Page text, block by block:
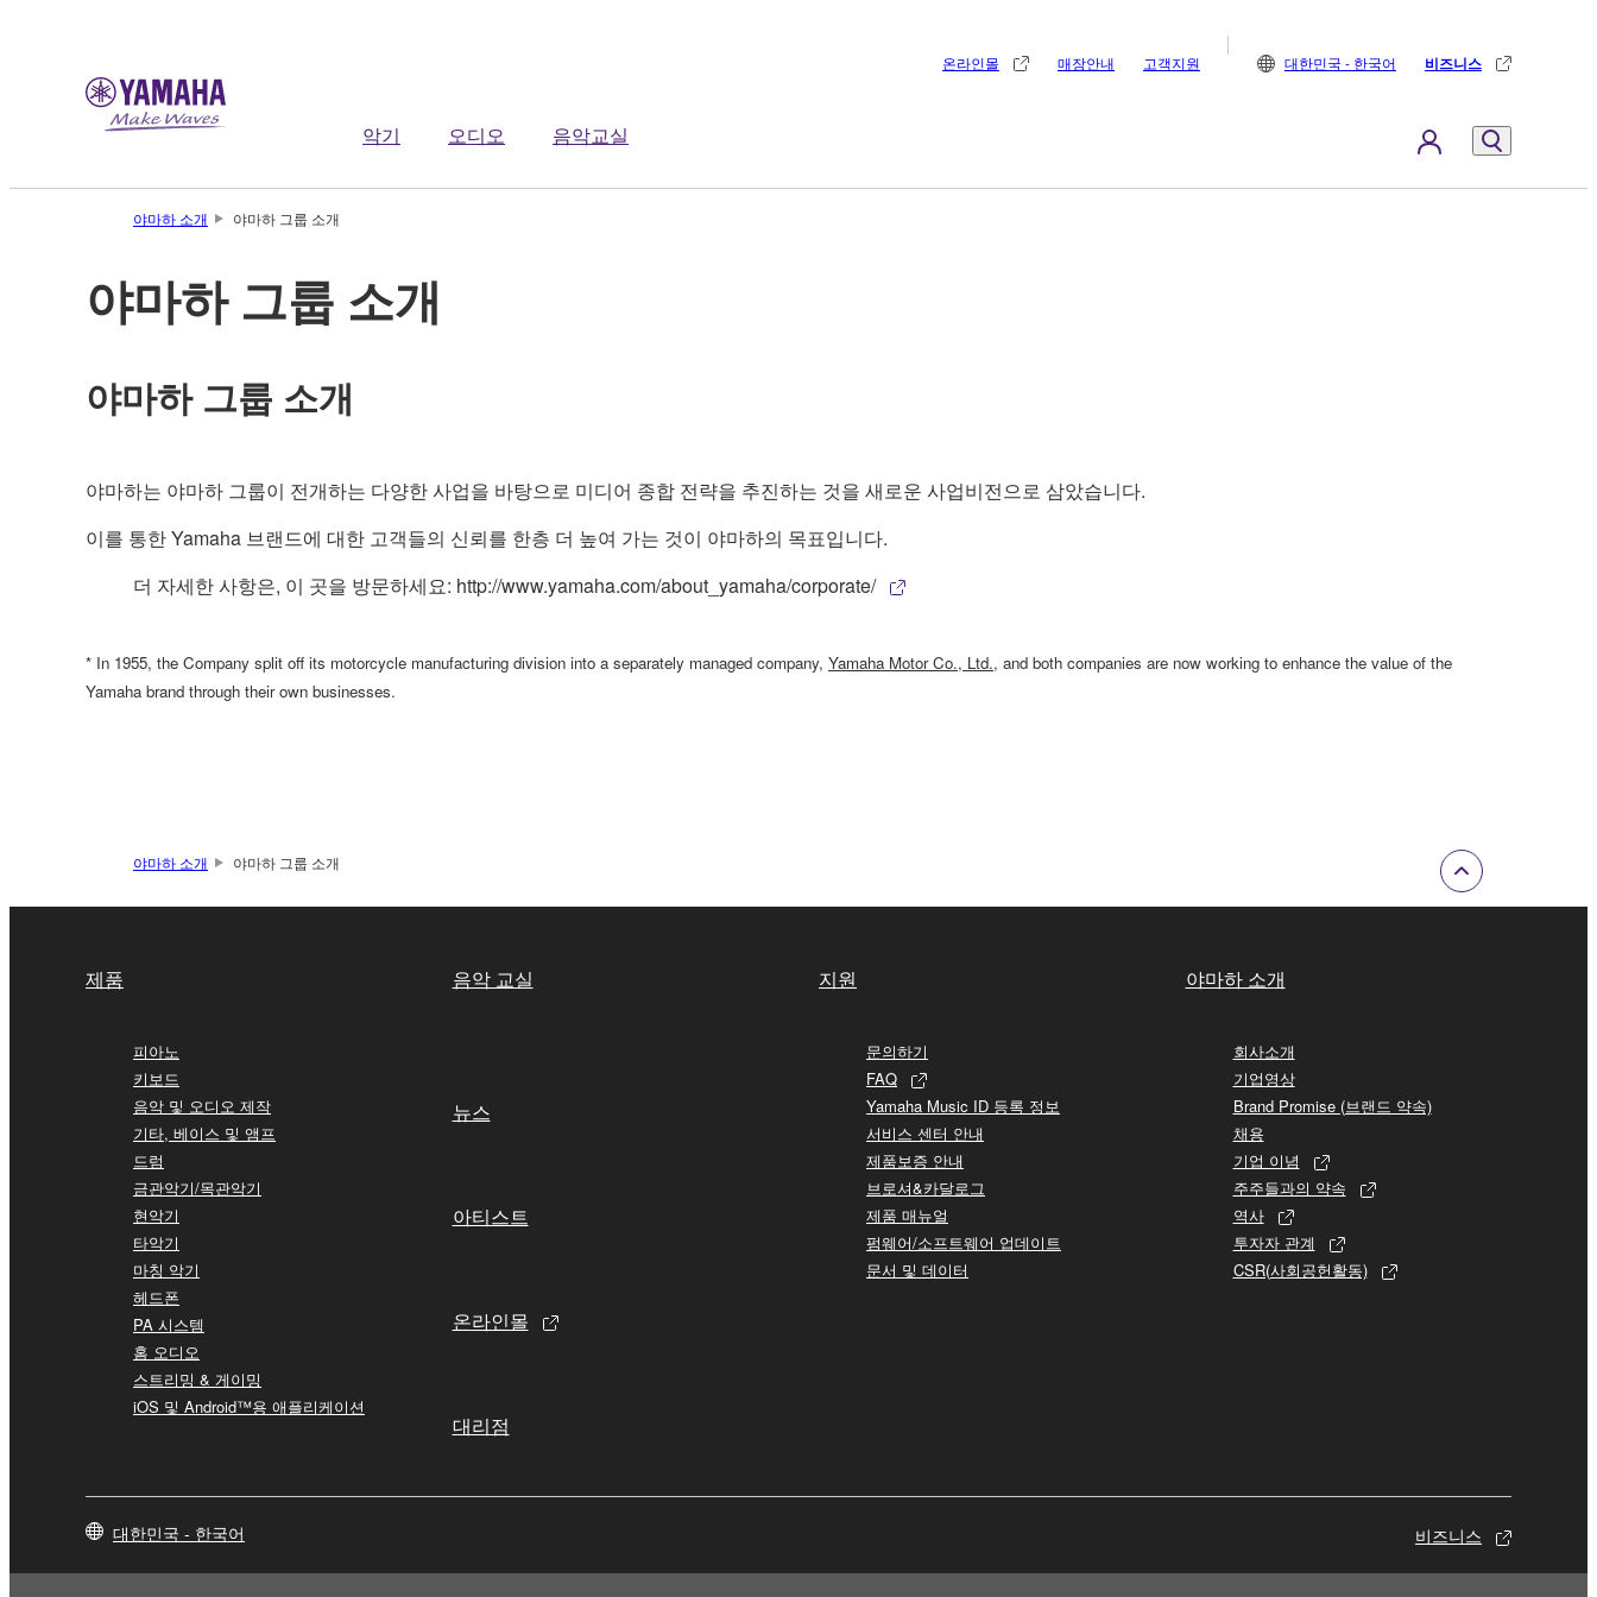
악기 오디오 음악교실
온라인몰 매장안내 고객지원 대한민국 - 한국어 비즈니스
야마하 소개 야마하 그룹 소개
야마하 그룹 소개
야마하 그룹 소개
야마하는 야마하 그룹이 전개하는 다양한 사업을 바탕으로 미디어 종합 전략을 추진하는 것을 새로운 사업비전으로 삼았습니다.
이를 통한 Yamaha 브랜드에 대한 고객들의 신뢰를 한층 더 높여 가는 것이 야마하의 목표입니다.
더 자세한 사항은, 이 곳을 방문하세요: http://www.yamaha.com/about_yamaha/corporate/
* In 1955, the Company split off its motorcycle manufacturing division into a separately managed company, Yamaha Motor Co., Ltd., and both companies are now working to enhance the value of the
Yamaha brand through their own businesses.
야마하 소개 야마하 그룹 소개
제품
피아노
키보드
음악 및 오디오 제작
기타, 베이스 및 앰프
드럼
금관악기/목관악기
현악기
타악기
마칭 악기
헤드폰
PA 시스템
홈 오디오
스트리밍 & 게이밍
iOS 및 Android™용 애플리케이션
음악 교실
뉴스
아티스트
온라인몰
대리점
지원
문의하기
FAQ
Yamaha Music ID 등록 정보
서비스 센터 안내
제품보증 안내
브로셔&카달로그
제품 매뉴얼
펌웨어/소프트웨어 업데이트
문서 및 데이터
야마하 소개
회사소개
기업영상
Brand Promise (브랜드 약속)
채용
기업 이념
주주들과의 약속
역사
투자자 관계
CSR(사회공헌활동)
대한민국 - 한국어 비즈니스